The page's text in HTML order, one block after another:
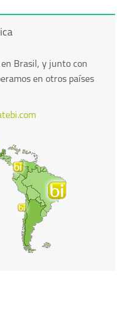
Brasil, y junto con
en otros países